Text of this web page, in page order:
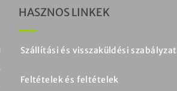
HASZNOS LINKEK
Szállítási és visszaküldési szabályzat
Feltételek és feltételek